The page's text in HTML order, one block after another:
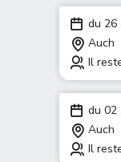
du 26
Auch
Il
du 02
Auch
Il